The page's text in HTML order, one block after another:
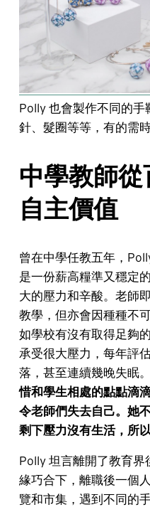
Polly 也會製作不同的手
針、髮圈等等，有的需
中學教師
自主價值
曾在中學任教五年，
是一份薪高糧準又穩定
大的壓力和辛酸。老師
教學，但亦會因種種不
如學校有沒有取得足夠
承受很大壓力，每年評
落，甚至連續幾晚失眠
惜和學生相處的點點滴
令老師們失去自己。她
剩下壓力沒有生活，所
Polly 坦言離開了教育
緣巧合下，離職後一個
覽和市集，遇到不同的